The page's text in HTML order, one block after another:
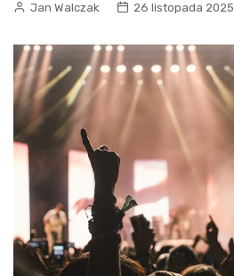
Jan Walczak 26 listopada 2025